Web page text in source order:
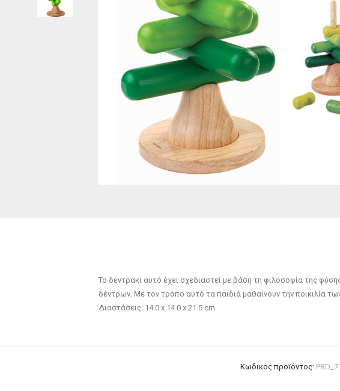
Το δεντράκι αυτό έχει σχεδιαστεί με βάση τη φιλοσοφία της
δέντρων. Με τον τρόπο αυτό τα παιδιά μαθαίνουν την ποικιλία
Διαστάσεις: 14.0 x 14.0 x 21.5 cm
Κωδικός προϊόντος: